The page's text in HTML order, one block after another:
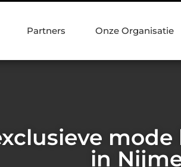
Partners Onze Organisatie
in